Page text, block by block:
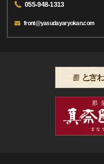
055-948-1313
front@yasudayaryokan.com